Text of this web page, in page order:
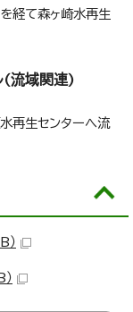
経て森ヶ崎水再生
(流域関連)
再生センターへ流
）